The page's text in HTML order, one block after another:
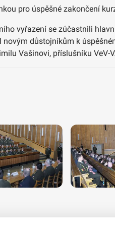
pro úspěšné zakončení
vyřazení se zúčastnili
novým důstojníkům k
Vašinovi, příslušníku VeV-